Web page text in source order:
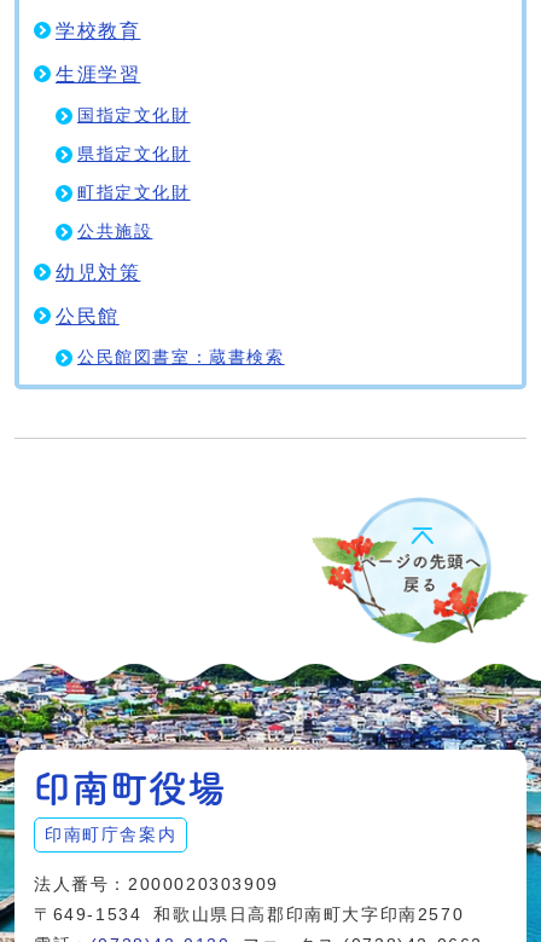
学校教育
生涯学習
国指定文化財
県指定文化財
町指定文化財
公共施設
幼児対策
公民館
公民館図書室：蔵書検索
印南町庁舎案内
法人番号：2000020303909
〒649-1534
和歌山県日高郡印南町大字印南2570